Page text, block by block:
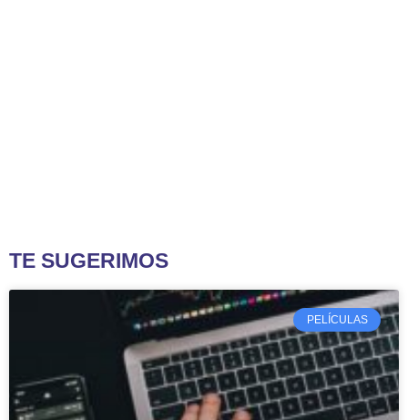
TE SUGERIMOS
PELÍCULAS